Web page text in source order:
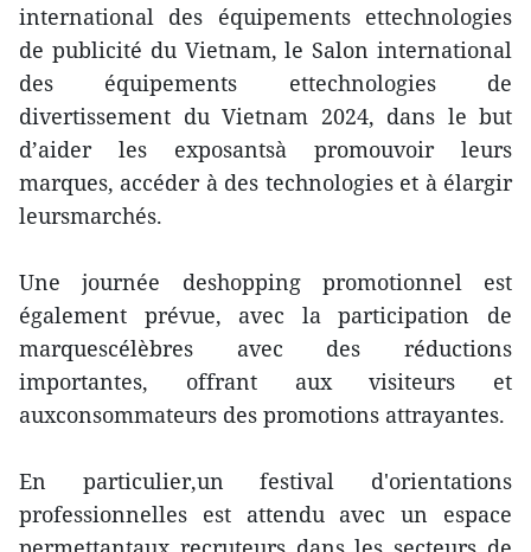
international des équipements ettechnologies
de publicité du Vietnam, le Salon international
des équipements ettechnologies de
divertissement du Vietnam 2024, dans le but
d’aider les exposantsà promouvoir leurs
marques, accéder à des technologies et à élargir
leursmarchés.
Une journée deshopping promotionnel est
également prévue, avec la participation de
marquescélèbres avec des réductions
importantes, offrant aux visiteurs et
auxconsommateurs des promotions attrayantes.
En particulier,un festival d'orientations
professionnelles est attendu avec un espace